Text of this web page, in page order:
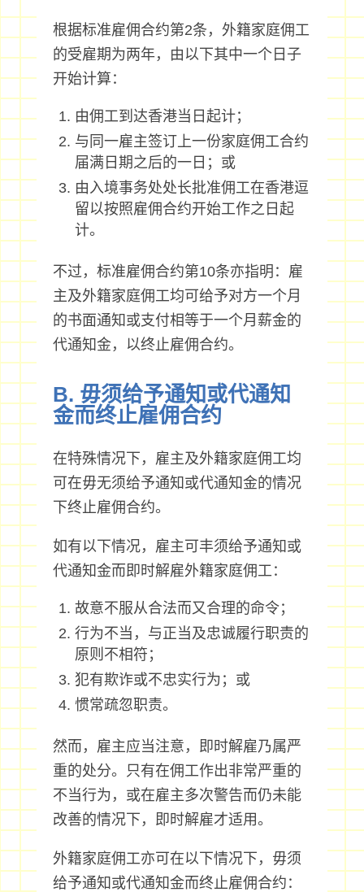
根据标准雇佣合约第2条，外籍家庭佣工
的受雇期为两年，由以下其中一个日子
开始计算：
由佣工到达香港当日起计；
与同一雇主签订上一份家庭佣工合约
届满日期之后的一日；或
由入境事务处处长批准佣工在香港逗
留以按照雇佣合约开始工作之日起
计。
不过，标准雇佣合约第10条亦指明：雇
主及外籍家庭佣工均可给予对方一个月
的书面通知或支付相等于一个月薪金的
代通知金，以终止雇佣合约。
B. 毋须给予通知或代通知
金而终止雇佣合约
在特殊情况下，雇主及外籍家庭佣工均
可在毋无须给予通知或代通知金的情况
下终止雇佣合约。
如有以下情况，雇主可丰须给予通知或
代通知金而即时解雇外籍家庭佣工：
故意不服从合法而又合理的命令；
行为不当，与正当及忠诚履行职责的
原则不相符；
犯有欺诈或不忠实行为；或
惯常疏忽职责。
然而，雇主应当注意，即时解雇乃属严
重的处分。只有在佣工作出非常严重的
不当行为，或在雇主多次警告而仍未能
改善的情况下，即时解雇才适用。
外籍家庭佣工亦可在以下情况下，毋须
给予通知或代通知金而终止雇佣合约：